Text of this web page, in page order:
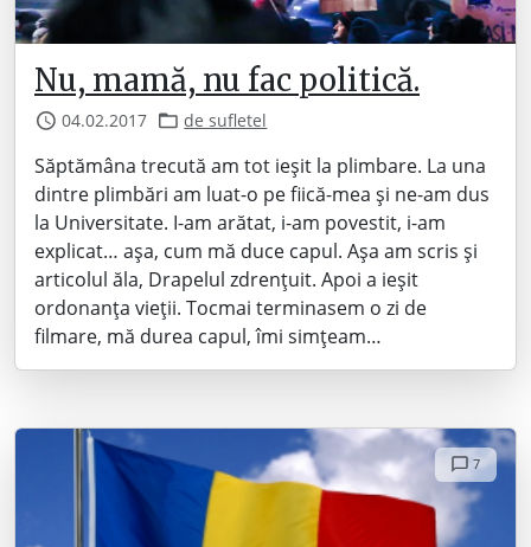
Nu, mamă, nu fac politică.
04.02.2017 de sufletel
Săptămâna trecută am tot ieșit la plimbare. La una
dintre plimbări am luat-o pe fiică-mea și ne-am dus
la Universitate. I-am arătat, i-am povestit, i-am
explicat… așa, cum mă duce capul. Așa am scris și
articolul ăla, Drapelul zdrențuit. Apoi a ieșit
ordonanța vieții. Tocmai terminasem o zi de
filmare, mă durea capul, îmi simțeam…
7